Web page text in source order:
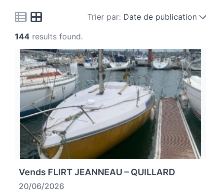
Trier par: Date de publication
144 results found.
Vends FLIRT JEANNEAU – QUILLARD
20/06/2026